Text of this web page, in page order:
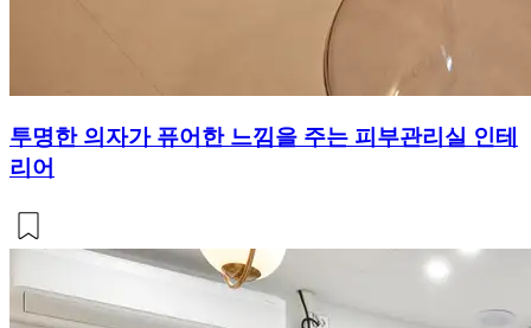
투명한 의자가 퓨어한 느낌을 주는 피부관리실 인테
리어